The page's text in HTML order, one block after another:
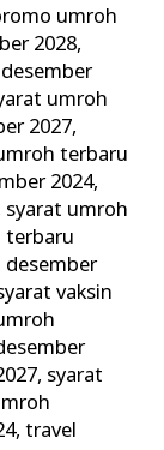
umroh
2028,
umroh
2027,
terbaru
2024,
syarat umroh
terbaru
vaksin
, syarat
,travel